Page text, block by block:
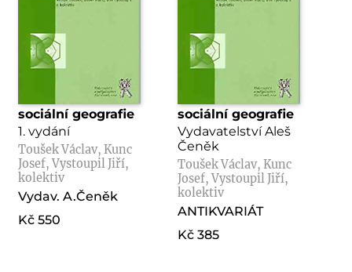
Ekonomická a
sociální geografie
1. vydání
Toušek Václav, Kunc
Josef, Vystoupil Jiří,
kolektiv
Vydav. A.Čeněk
Kč 550
Ekonomická a
sociální geografie
Vydavatelství Aleš
Čeněk
Toušek Václav, Kunc
Josef, Vystoupil Jiří,
kolektiv
ANTIKVARIÁT
Kč 385